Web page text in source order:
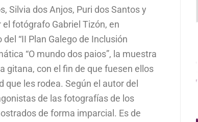
Silvia dos Anjos, Puri dos Santos y
fotógrafo Gabriel Tizón, en
“II Plan Galego de Inclusión
“O mundo dos paios”, la muestra
gitana, con el fin de que fuesen ellos
que les rodea. Según el autor del
de las fotografías de los
de forma imparcial. Es de